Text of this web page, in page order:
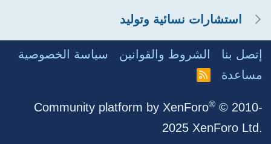
استشارات نسائية وتوليد
إتصل بنا الشروط والقوانين
سياسة الخصوصية
مساعدة
R
Community platform by XenForo® © 2010-
2025 XenForo Ltd.